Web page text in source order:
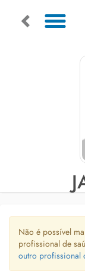
Não é possível
profissional de
outro profissional